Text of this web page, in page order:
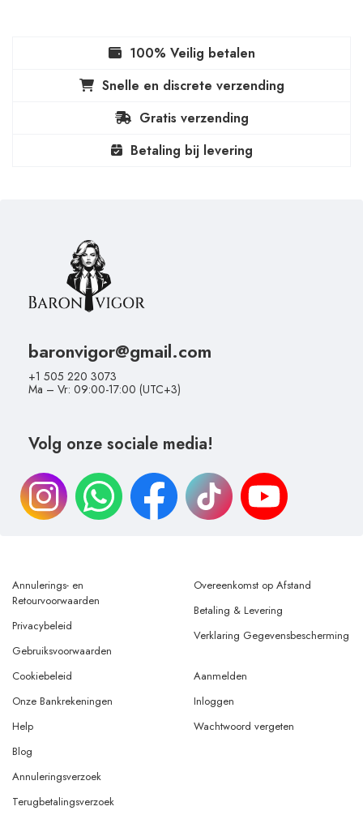
100% Veilig betalen
Snelle en discrete verzending
Gratis verzending
Betaling bij levering
baronvigor@gmail.com
+1 505 220 3073
Ma – Vr: 09:00-17:00 (UTC+3)
Volg onze sociale media!
Annulerings- en
Retourvoorwaarden
Privacybeleid
Gebruiksvoorwaarden
Overeenkomst op Afstand
Betaling & Levering
Verklaring Gegevensbescherming
Cookiebeleid
Onze Bankrekeningen
Help
Aanmelden
Inloggen
Wachtwoord vergeten
Blog
Annuleringsverzoek
Terugbetalingsverzoek